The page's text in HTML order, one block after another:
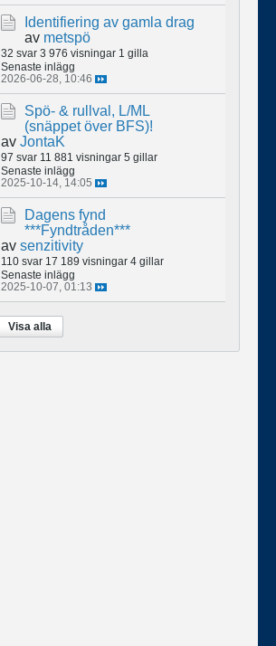
Identifiering av gamla drag
av metspö
32 svar 3 976 visningar 1 gilla
Senaste inlägg
2026-06-28, 10:46
Spö- & rullval, L/ML
(snäppet över BFS)!
av JontaK
97 svar 11 881 visningar 5 gillar
Senaste inlägg
2025-10-14, 14:05
Dagens fynd
***Fyndtråden***
av senzitivity
110 svar 17 189 visningar 4 gillar
Senaste inlägg
2025-10-07, 01:13
Visa alla